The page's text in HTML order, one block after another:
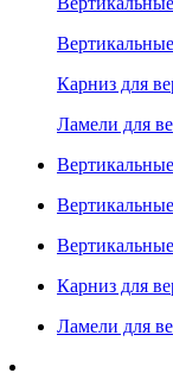
Карниз для
Ламели для
Карниз для
Ламели для